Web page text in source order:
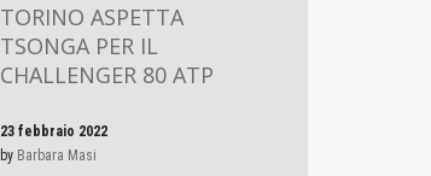
TORINO ASPETTA
TSONGA PER IL
CHALLENGER 80 ATP
23 febbraio 2022
by Barbara Masi